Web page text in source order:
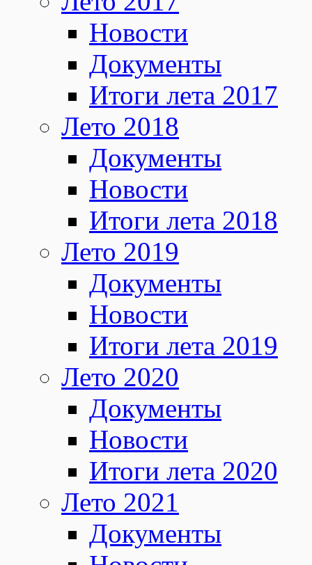
Новости
Документы
Итоги лета 2017
Лето 2018
Документы
Новости
Итоги лета 2018
Лето 2019
Документы
Новости
Итоги лета 2019
Лето 2020
Документы
Новости
Итоги лета 2020
Лето 2021
Документы